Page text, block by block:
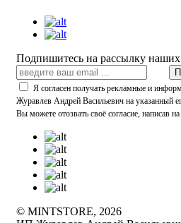
Подпишитесь на рассылку
Я согласен получать рекламные и
Журавлев Андрей Васильевич на указанный
Вы можете отозвать своё согласие, написав
© MINTSTORE, 2026